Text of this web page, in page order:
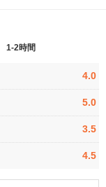
1-2時間
4.0
5.0
3.5
4.5